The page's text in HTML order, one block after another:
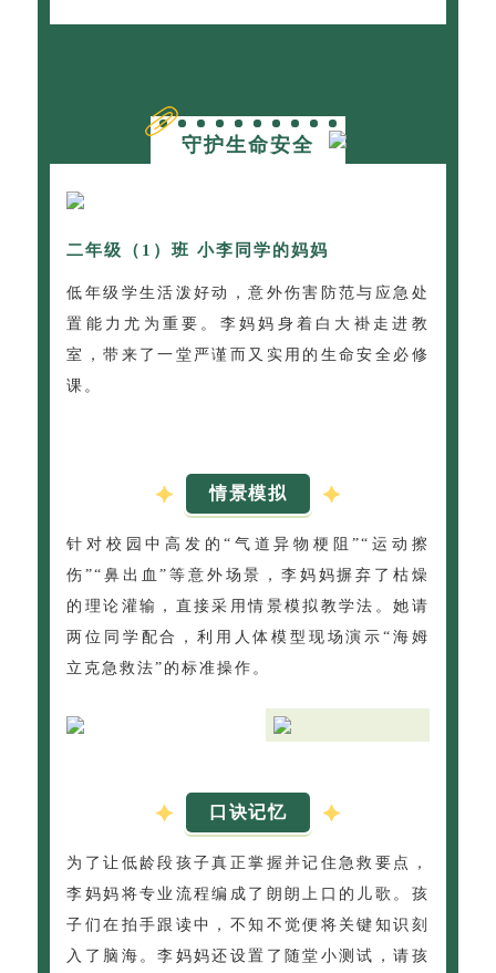
守护生命安全
二年级（1）班 小李同学的妈妈
低年级学生活泼好动，意外伤害防范与应急处
置能力尤为重要。李妈妈身着白大褂走进教
室，带来了一堂严谨而又实用的生命安全必修
课。
情景模拟
针对校园中高发的“气道异物梗阻”“运动擦
伤”“鼻出血”等意外场景，李妈妈摒弃了枯燥
的理论灌输，直接采用情景模拟教学法。她请
两位同学配合，利用人体模型现场演示“海姆
立克急救法”的标准操作。
口诀记忆
为了让低龄段孩子真正掌握并记住急救要点，
李妈妈将专业流程编成了朗朗上口的儿歌。孩
子们在拍手跟读中，不知不觉便将关键知识刻
入了脑海。李妈妈还设置了随堂小测试，请孩